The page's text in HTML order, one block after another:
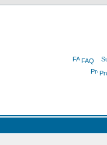
FAQ